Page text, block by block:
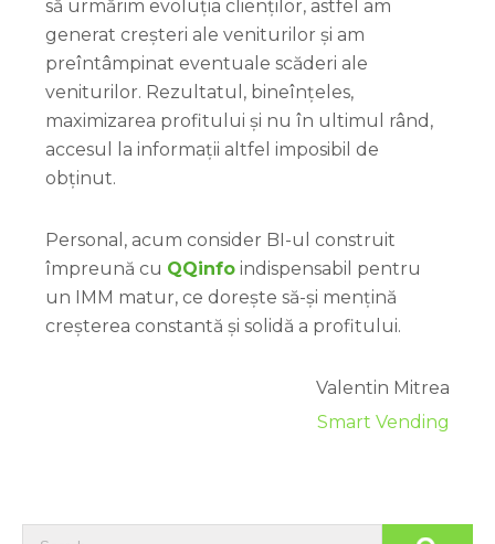
să urmărim evoluția clienților, astfel am
generat creșteri ale veniturilor și am
preîntâmpinat eventuale scăderi ale
veniturilor. Rezultatul, bineînțeles,
maximizarea profitului și nu în ultimul rând,
accesul la informații altfel imposibil de
obținut.
Personal, acum consider BI-ul construit
împreună cu QQinfo indispensabil pentru
un IMM matur, ce dorește să-și mențină
creșterea constantă și solidă a profitului.
Valentin Mitrea
Smart Vending